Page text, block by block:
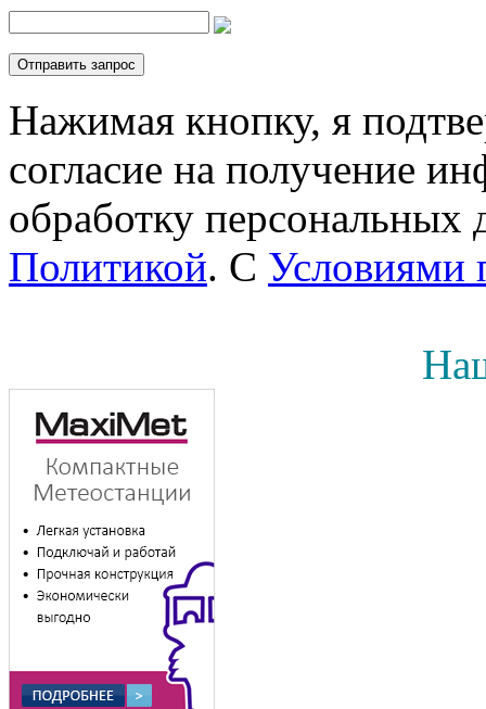
Нажимая кнопку, я
согласие на получение
обработку персональных
Политикой. С Условиями